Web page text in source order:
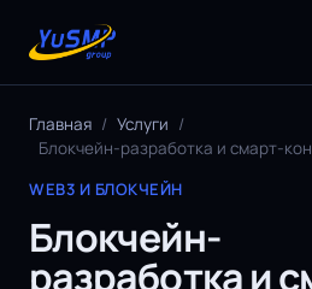
Главная / Услуги /
Блокчейн-разработка и смарт-
WEB3 И БЛОКЧЕЙН
Блокчейн-
разработка и